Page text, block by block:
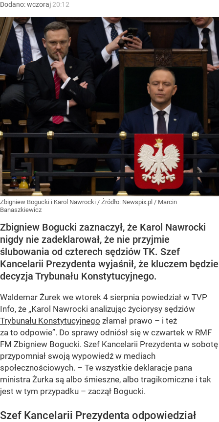
Dodano:wczoraj 20:12
Zbigniew Bogucki i Karol Nawrocki / Źródło: Newspix.pl / Marcin
Banaszkiewicz
Zbigniew Bogucki zaznaczył, że Karol Nawrocki
nigdy nie zadeklarował, że nie przyjmie
ślubowania od czterech sędziów TK. Szef
Kancelarii Prezydenta wyjaśnił, że kluczem będzie
decyzja Trybunału Konstytucyjnego.
Waldemar Żurek we wtorek 4 sierpnia powiedział w TVP
Info, że „Karol Nawrocki analizując życiorysy sędziów
Trybunału Konstytucyjnego złamał prawo – i też
za to odpowie”. Do sprawy odniósł się w czwartek w RMF
FM Zbigniew Bogucki. Szef Kancelarii Prezydenta w sobotę
przypomniał swoją wypowiedź w mediach
społecznościowych. – Te wszystkie deklaracje pana
ministra Żurka są albo śmieszne, albo tragikomiczne i tak
jest w tym przypadku – zaczął Bogucki.
Szef Kancelarii Prezydenta odpowiedział